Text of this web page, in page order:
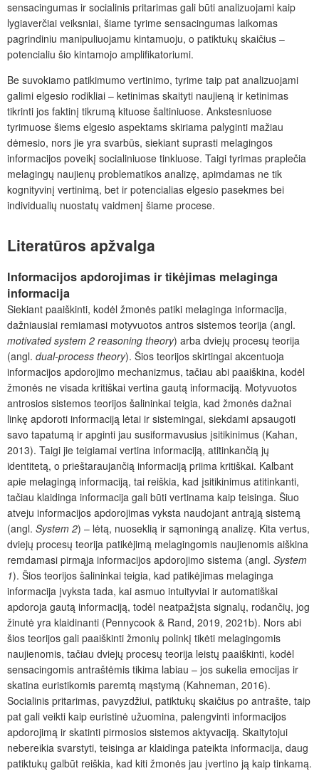
sensacingumas ir socialinis pritarimas gali būti analizuojami kaip
lygiaverčiai veiksniai, šiame tyrime sensacingumas laikomas
pagrindiniu manipuliuojamu kintamuoju, o patiktukų skaičius –
potencialiu šio kintamojo amplifikatoriumi.
Be suvokiamo patikimumo vertinimo, tyrime taip pat analizuojami
galimi elgesio rodikliai – ketinimas skaityti naujieną ir ketinimas
tikrinti jos faktinį tikrumą kituose šaltiniuose. Ankstesniuose
tyrimuose šiems elgesio aspektams skiriama palyginti mažiau
dėmesio, nors jie yra svarbūs, siekiant suprasti melagingos
informacijos poveikį socialiniuose tinkluose. Taigi tyrimas praplečia
melagingų naujienų problematikos analizę, apimdamas ne tik
kognityvinį vertinimą, bet ir potencialias elgesio pasekmes bei
individualių nuostatų vaidmenį šiame procese.
Literatūros apžvalga
Informacijos apdorojimas ir tikėjimas melaginga
informacija
Siekiant paaiškinti, kodėl žmonės patiki melaginga informacija,
dažniausiai remiamasi motyvuotos antros sistemos teorija (angl.
motivated system 2 reasoning theory) arba dviejų procesų teorija
(angl. dual-process theory). Šios teorijos skirtingai akcentuoja
informacijos apdorojimo mechanizmus, tačiau abi paaiškina, kodėl
žmonės ne visada kritiškai vertina gautą informaciją. Motyvuotos
antrosios sistemos teorijos šalininkai teigia, kad žmonės dažnai
linkę apdoroti informaciją lėtai ir sistemingai, siekdami apsaugoti
savo tapatumą ir apginti jau susiformavusius įsitikinimus (Kahan,
2013). Taigi jie teigiamai vertina informaciją, atitinkančią jų
identitetą, o prieštaraujančią informaciją priima kritiškai. Kalbant
apie melagingą informaciją, tai reiškia, kad įsitikinimus atitinkanti,
tačiau klaidinga informacija gali būti vertinama kaip teisinga. Šiuo
atveju informacijos apdorojimas vyksta naudojant antrąją sistemą
(angl. System 2) – lėtą, nuoseklią ir sąmoningą analizę. Kita vertus,
dviejų procesų teorija patikėjimą melagingomis naujienomis aiškina
remdamasi pirmąja informacijos apdorojimo sistema (angl. System
1). Šios teorijos šalininkai teigia, kad patikėjimas melaginga
informacija įvyksta tada, kai asmuo intuityviai ir automatiškai
apdoroja gautą informaciją, todėl neatpažįsta signalų, rodančių, jog
žinutė yra klaidinanti (Pennycook & Rand, 2019, 2021b). Nors abi
šios teorijos gali paaiškinti žmonių polinkį tikėti melagingomis
naujienomis, tačiau dviejų procesų teorija leistų paaiškinti, kodėl
sensacingomis antraštėmis tikima labiau – jos sukelia emocijas ir
skatina euristikomis paremtą mąstymą (Kahneman, 2016).
Socialinis pritarimas, pavyzdžiui, patiktukų skaičius po antrašte, taip
pat gali veikti kaip euristinė užuomina, palengvinti informacijos
apdorojimą ir skatinti pirmosios sistemos aktyvaciją. Skaitytojui
nebereikia svarstyti, teisinga ar klaidinga pateikta informacija, daug
patiktukų galbūt reiškia, kad kiti žmonės jau įvertino ją kaip tinkamą.